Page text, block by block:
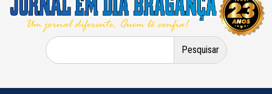
Pesquisar
por: